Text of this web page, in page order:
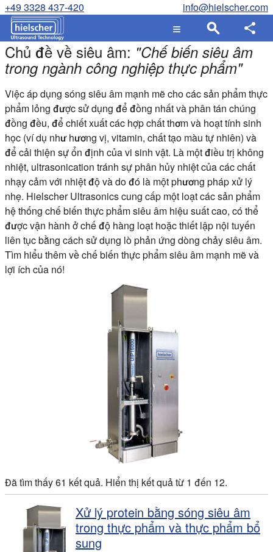
+49 3328 437-420 info@hielscher.com
Chủ đề về siêu âm: "Chế biến siêu âm
trong ngành công nghiệp thực phẩm"
Việc áp dụng sóng siêu âm mạnh mẽ cho các sản phẩm thực
phẩm lỏng được sử dụng để đồng nhất và phân tán chúng
đồng đều, để chiết xuất các hợp chất thơm và hoạt tính sinh
học (ví dụ như hương vị, vitamin, chất tạo màu tự nhiên) và
để cải thiện sự ổn định của vi sinh vật. Là một điều trị không
nhiệt, ultrasonication tránh sự phân hủy nhiệt của các chất
nhạy cảm với nhiệt độ và do đó là một phương pháp xử lý
nhẹ. Hielscher Ultrasonics cung cấp một loạt các sản phẩm
hệ thống chế biến thực phẩm siêu âm hiệu suất cao, có thể
được vận hành ở chế độ hàng loạt hoặc thiết lập nội tuyến
liên tục bằng cách sử dụng lò phản ứng dòng chảy siêu âm.
Tìm hiểu thêm về chế biến thực phẩm siêu âm mạnh mẽ và
lợi ích của nó!
Đã tìm thấy 61 kết quả. Hiển thị kết quả từ 1 đến 12.
Xử lý protein bằng sóng siêu âm
trong thực phẩm và thực phẩm bổ
sung